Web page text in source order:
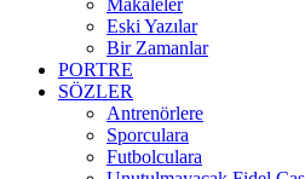
Makaleler
Eski Yazılar
Bir Zamanlar
PORTRE
SÖZLER
Antrenörlere
Sporculara
Futbolculara